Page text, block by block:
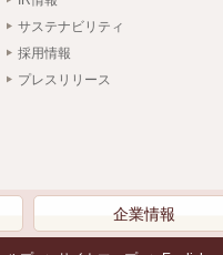
サステナビリティ
採用情報
プレスリリース
企業情報